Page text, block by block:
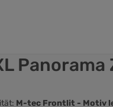
M-tec Frontlit - Motiv